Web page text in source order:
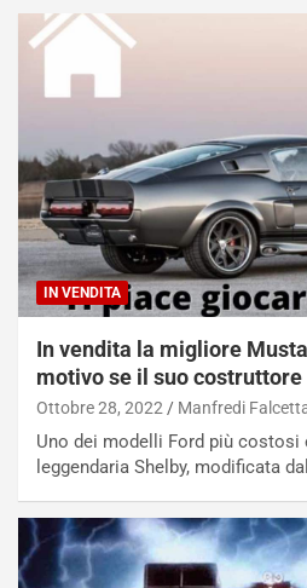
IN VENDITA
In vendita la migliore
motivo se il suo costruttore
Ottobre 28, 2022 Manfredi
Uno dei modelli Ford più
leggendaria Shelby, modificata
NOTIZIE
N
s
s
a
n
a
s
h
q
a